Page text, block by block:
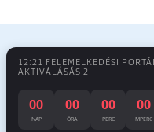
12:21 FELEMELKEDÉSI
AKTIVÁLÁSÁS 2
00
NAP
00
ÓRA
00
PERC
00
MPERC